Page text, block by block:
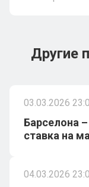
Другие
03.03.2026
Барселона
ставка на
04.03.2026